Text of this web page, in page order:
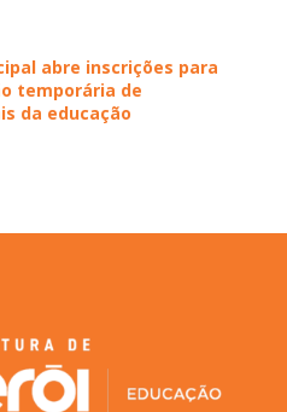
abre inscrições para
temporária de
da educação